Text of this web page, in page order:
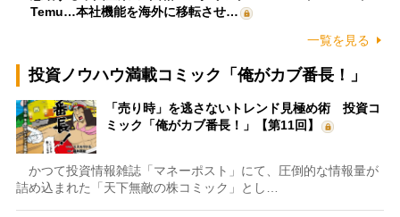
Temu…本社機能を海外に移転させ…
一覧を見る
投資ノウハウ満載コミック「俺がカブ番長！」
「売り時」を逃さないトレンド見極め術 投資コ
ミック「俺がカブ番長！」【第11回】
かつて投資情報雑誌「マネーポスト」にて、圧倒的な情報量が
詰め込まれた「天下無敵の株コミック」とし…